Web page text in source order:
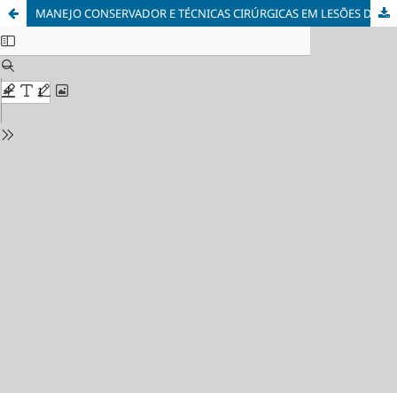
MANEJO CONSERVADOR E TÉCNICAS CIRÚRGICAS EM LESÕES DO MANGUITO ROTADOR: UMA REVISÃO